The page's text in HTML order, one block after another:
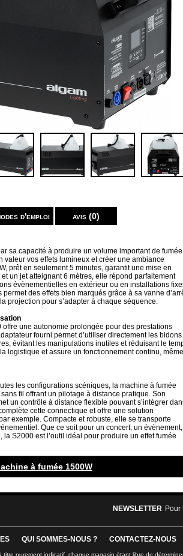
sa capacité à produire un volume important de fumée
vos effets lumineux et créer une ambiance
prêt en seulement 5 minutes, garantit une mise en
un jet atteignant 6 mètres, elle répond parfaitement
évènementielles en extérieur ou en installations
des effets bien marqués grâce à sa vanne
projection pour s’adapter à chaque séquence.
une autonomie prolongée pour des prestations
fourni permet d’utiliser directement les bidons
évitant les manipulations inutiles et réduisant le
logistique et assure un fonctionnement continu, même
les configurations scéniques, la machine à fumée
fil offrant un pilotage à distance pratique. Son
un contrôle à distance flexible pouvant s’intégrer
cette connectique et offre une solution
exemple. Compacte et robuste, elle se transporte
Que ce soit pour un concert, un évènement,
S2000 est l’outil idéal pour produire un effet fumée
d'emploi avis (0)
à fumée 1500W
NEWSLETTER Pour
QUI SOMMES-NOUS ? CONTACTEZ-NOUS
purement indicatif, chaque magasin étant libre de